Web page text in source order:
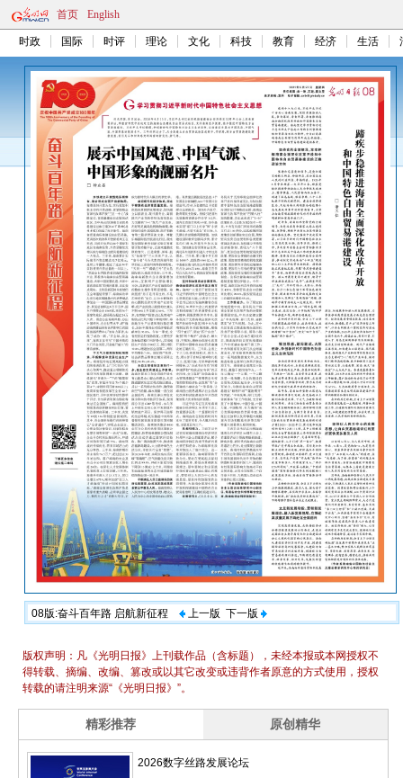
首页 English
时政 国际 时评 理论 文化 科技 教育 经济 生活
08版:奋斗百年路 启航新征程 上一版 下一版